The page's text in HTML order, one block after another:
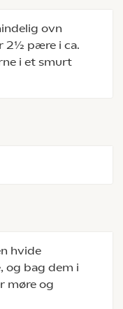
ovn
2½ pære i ca.
i et smurt
hvide
og bag dem i
møre og